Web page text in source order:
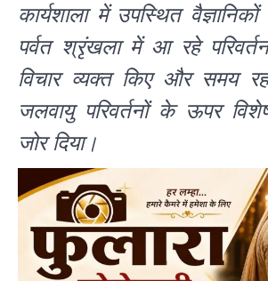
कार्यशाला में उपस्थित
पर्वत श्रृंखला में आ रहे
विचार व्यक्त किए और समय
जलवायु परिवर्तनों के ऊपर
जोर दिया।